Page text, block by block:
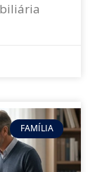
FAMÍLIA